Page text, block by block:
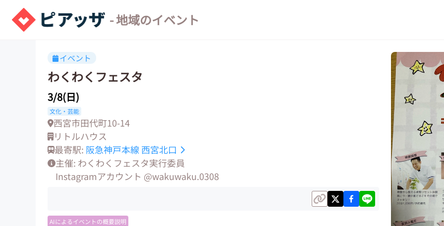
- 地域のイベント
イベント
わくわくフェスタ
3/8(日)
文化・芸能
西宮市田代町10-14
リトルハウス
最寄駅: 阪急神戸本線 西宮北口
主催: わくわくフェスタ実行委員
Instagramアカウント @wakuwaku.0308
AIによるイベントの概要説明